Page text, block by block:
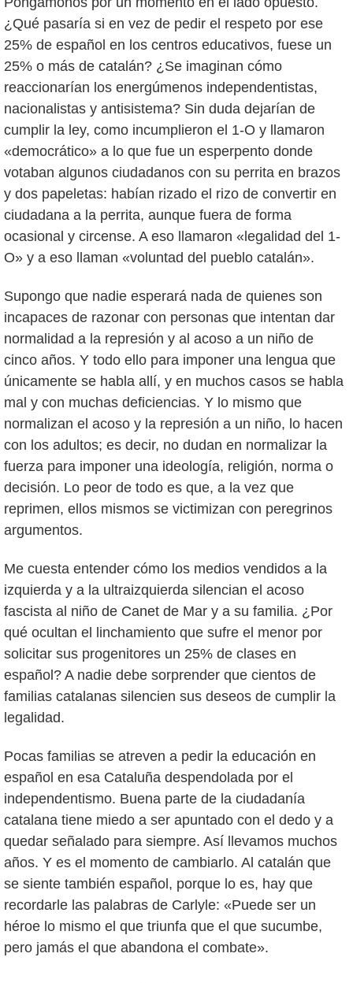
¿Qué pasaría si en vez de pedir el respeto por ese
25% de español en los centros educativos, fuese un
25% o más de catalán? ¿Se imaginan cómo
reaccionarían los energúmenos independentistas,
nacionalistas y antisistema? Sin duda dejarían de
cumplir la ley, como incumplieron el 1-O y llamaron
«democrático» a lo que fue un esperpento donde
votaban algunos ciudadanos con su perrita en brazos
y dos papeletas: habían rizado el rizo de convertir en
ciudadana a la perrita, aunque fuera de forma
ocasional y circense. A eso llamaron «legalidad del 1-
O» y a eso llaman «voluntad del pueblo catalán».
Supongo que nadie esperará nada de quienes son
incapaces de razonar con personas que intentan dar
normalidad a la represión y al acoso a un niño de
cinco años. Y todo ello para imponer una lengua que
únicamente se habla allí, y en muchos casos se habla
mal y con muchas deficiencias. Y lo mismo que
normalizan el acoso y la represión a un niño, lo hacen
con los adultos; es decir, no dudan en normalizar la
fuerza para imponer una ideología, religión, norma o
decisión. Lo peor de todo es que, a la vez que
reprimen, ellos mismos se victimizan con peregrinos
argumentos.
Me cuesta entender cómo los medios vendidos a la
izquierda y a la ultraizquierda silencian el acoso
fascista al niño de Canet de Mar y a su familia. ¿Por
qué ocultan el linchamiento que sufre el menor por
solicitar sus progenitores un 25% de clases en
español? A nadie debe sorprender que cientos de
familias catalanas silencien sus deseos de cumplir la
legalidad.
Pocas familias se atreven a pedir la educación en
español en esa Cataluña despendolada por el
independentismo. Buena parte de la ciudadanía
catalana tiene miedo a ser apuntado con el dedo y a
quedar señalado para siempre. Así llevamos muchos
años. Y es el momento de cambiarlo. Al catalán que
se siente también español, porque lo es, hay que
recordarle las palabras de Carlyle: «Puede ser un
héroe lo mismo el que triunfa que el que sucumbe,
pero jamás el que abandona el combate».